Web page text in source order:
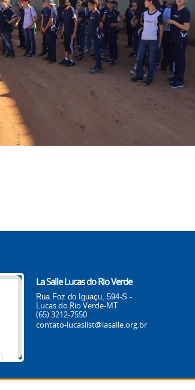
La Salle Lucas do Rio Verde
Rua Foz do Iguaçu, 594-S -
Lucas do Rio Verde-MT
(65) 3212-7550
contato-lucaslist@lasalle.org.br